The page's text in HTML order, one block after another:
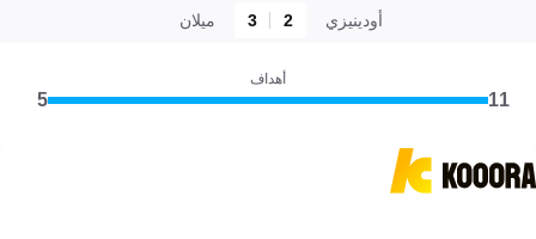
أودينيزي 2
3 ميلان
أهداف
11
5